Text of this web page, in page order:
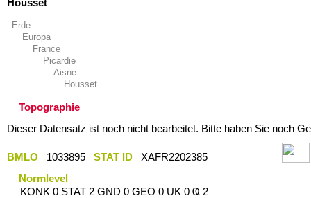
Housset
Erde
Europa
France
Picardie
Aisne
Housset
Topographie
Dieser Datensatz ist noch nicht bearbeitet. Bitte haben Sie noch
BMLO 1033895 STAT ID
XAFR2202385
Normlevel
KONK 0 STAT 2 GND 0 GEO 0 UK 0 Ҩ 2